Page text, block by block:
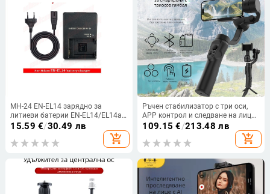
MH-24 EN-EL14 зарядно за
литиеви батерии EN-EL14/EL14a
за Nikon D3100 и D3200
15.59 €/30.49 лв
add_shopping_cart
Ръчен стабилизатор с три оси,
APP контрол и следване на лице
за влогове; 330° пан/наклон,
150°/s въртяща се скорост, ABS
конструкция, тегло 400 g
109.15 €/213.48 лв
add_shopping_cart